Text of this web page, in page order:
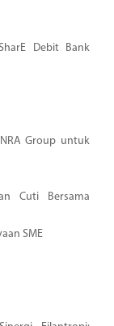
Debit Bank
Group untuk
Cuti Bersama
SME